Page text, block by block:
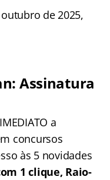
de 2025,
Assinatura
a
concursos
às 5 novidades
1 clique, Raio-